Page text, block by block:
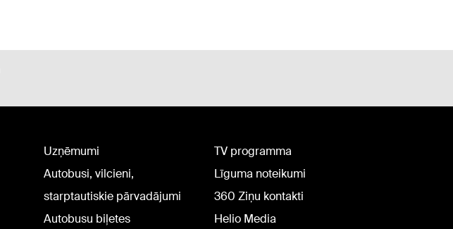
Uzņēmumi
Autobusi, vilcieni,
starptautiskie pārvadājumi
Autobusu biļetes
TV programma
Līguma noteikumi
360 Ziņu kontakti
Helio Media